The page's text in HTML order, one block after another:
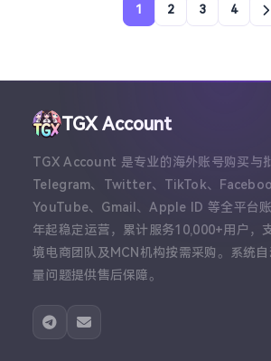
1 2 3 4
TGX Account
TGX Account 是专业的海外账号购买与
Telegram、Twitter、TikTok、
YouTube、Gmail、Apple ID 等全平台
年起稳定运营，累计服务10,000+用户，
境电商团队及MCN机构按需采购。系统
量问题提供售后保障。